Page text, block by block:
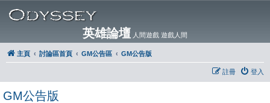
英雄論壇 人間遊戲 遊戲人間
主頁 討論區首頁 GM公告區 GM公告版
登入
註冊
GM公告版